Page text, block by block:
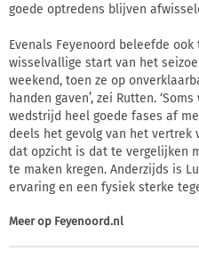
goede optredens blijven
Evenals Feyenoord beleefde
wisselvallige start van het
weekend, toen ze op
handen gaven’, zei Rutten.
wedstrijd heel goede fases af
deels het gevolg van het vertrek
dat opzicht is dat te vergelijken
te maken kregen. Anderzijds is
ervaring en een fysiek sterke
Meer op Feyenoord.nl